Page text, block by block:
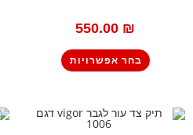
550.00 ₪
בחר אפשרויות